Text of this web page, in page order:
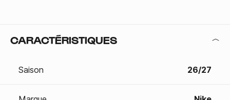
CARACTÉRISTIQUES
Saison 26/27